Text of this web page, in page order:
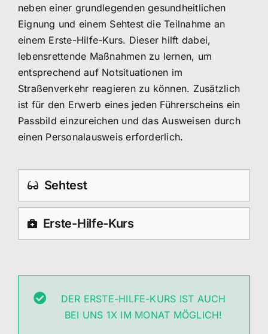
neben einer grundlegenden gesundheitlichen
Eignung und einem Sehtest die Teilnahme an
einem Erste-Hilfe-Kurs. Dieser hilft dabei,
lebensrettende Maßnahmen zu lernen, um
entsprechend auf Notsituationen im
Straßenverkehr reagieren zu können. Zusätzlich
ist für den Erwerb eines jeden Führerscheins ein
Passbild einzureichen und das Ausweisen durch
einen Personalausweis erforderlich.
Sehtest
Erste-Hilfe-Kurs
DER ERSTE-HILFE-KURS IST AUCH
BEI UNS 1X IM MONAT MÖGLICH!